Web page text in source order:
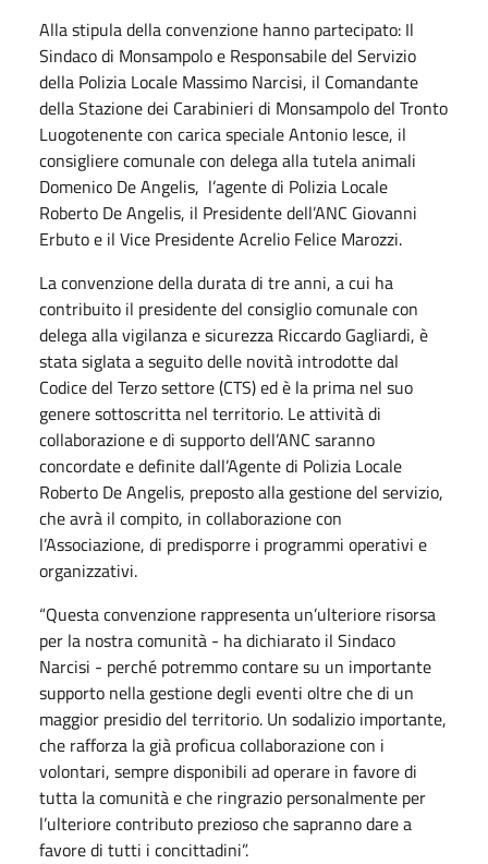
Alla stipula della convenzione hanno partecipato: Il
Sindaco di Monsampolo e Responsabile del Servizio
della Polizia Locale Massimo Narcisi, il Comandante
della Stazione dei Carabinieri di Monsampolo del Tronto
Luogotenente con carica speciale Antonio Iesce, il
consigliere comunale con delega alla tutela animali
Domenico De Angelis, l’agente di Polizia Locale
Roberto De Angelis, il Presidente dell’ANC Giovanni
Erbuto e il Vice Presidente Acrelio Felice Marozzi.
La convenzione della durata di tre anni, a cui ha
contribuito il presidente del consiglio comunale con
delega alla vigilanza e sicurezza Riccardo Gagliardi, è
stata siglata a seguito delle novità introdotte dal
Codice del Terzo settore (CTS) ed è la prima nel suo
genere sottoscritta nel territorio. Le attività di
collaborazione e di supporto dell’ANC saranno
concordate e definite dall’Agente di Polizia Locale
Roberto De Angelis, preposto alla gestione del servizio,
che avrà il compito, in collaborazione con
l’Associazione, di predisporre i programmi operativi e
organizzativi.
“Questa convenzione rappresenta un’ulteriore risorsa
per la nostra comunità - ha dichiarato il Sindaco
Narcisi - perché potremmo contare su un importante
supporto nella gestione degli eventi oltre che di un
maggior presidio del territorio. Un sodalizio importante,
che rafforza la già proficua collaborazione con i
volontari, sempre disponibili ad operare in favore di
tutta la comunità e che ringrazio personalmente per
l’ulteriore contributo prezioso che sapranno dare a
favore di tutti i concittadini”.